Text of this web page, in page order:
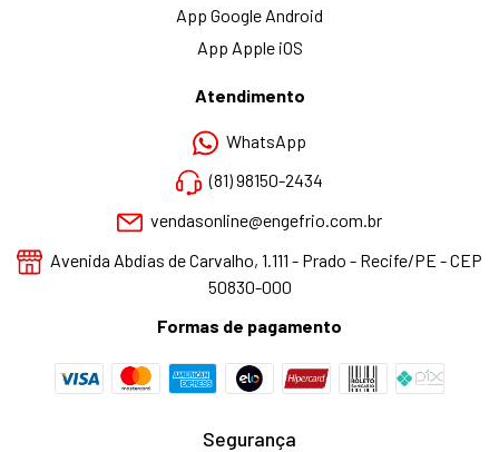
App Google Android
App Apple iOS
Atendimento
WhatsApp
(81) 98150-2434
vendasonline@engefrio.com.br
Avenida Abdias de Carvalho, 1.111 - Prado - Recife/PE - CEP
50830-000
Formas de pagamento
Segurança